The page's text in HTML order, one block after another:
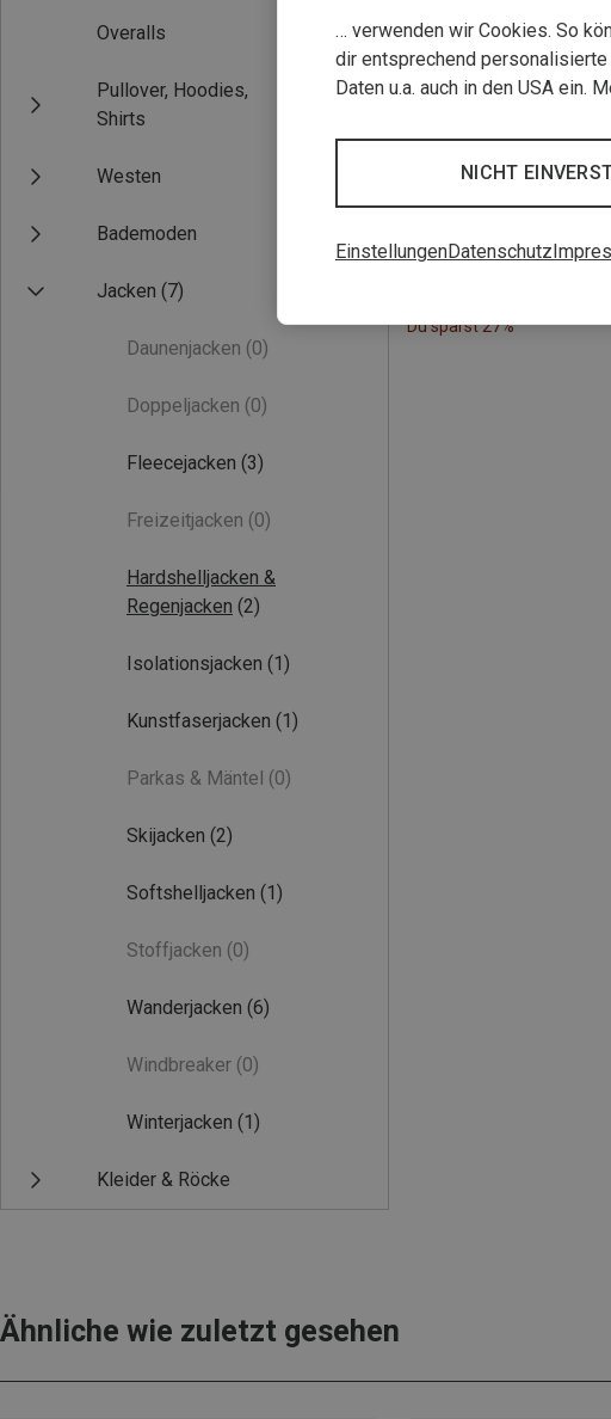
Overalls
Pullover, Hoodies,
Shirts
Westen
Bademoden
Jacken (7)
Daunenjacken (0)
Doppeljacken (0)
Fleecejacken (3)
Freizeitjacken (0)
Hardshelljacken &
Regenjacken (2)
Isolationsjacken (1)
Kunstfaserjacken (1)
Parkas & Mäntel (0)
Skijacken (2)
Softshelljacken (1)
Stoffjacken (0)
Wanderjacken (6)
Windbreaker (0)
Winterjacken (1)
Kleider & Röcke
Du sparst 27%
Ähnliche wie zuletzt gesehen
… verwenden wir Cookies. So
dir entsprechend
Daten u.a. auch in den USA ein.
NICHT
EinstellungenDatenschutz